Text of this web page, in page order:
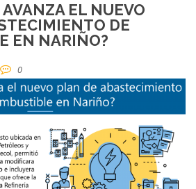
EL NUEVO
DE
EN NARIÑO?
0